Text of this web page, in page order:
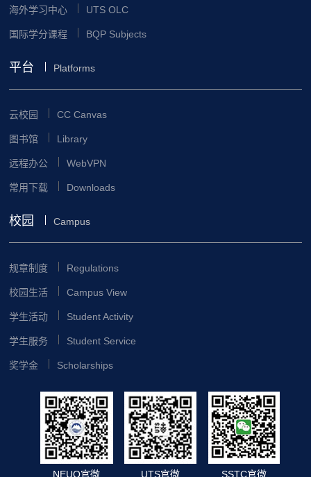
海外学习中心 UTS OLC
国际学分课程 BQP Subjects
平台 Platforms
云校园 CC Canvas
图书馆 Library
远程办公 WebVPN
常用下载 Downloads
校园 Campus
规章制度 Regulations
校园生活 Campus View
学生活动 Student Activity
学生服务 Student Service
奖学金 Scholarships
NEUQ官微 UTS官微 SSTC官微